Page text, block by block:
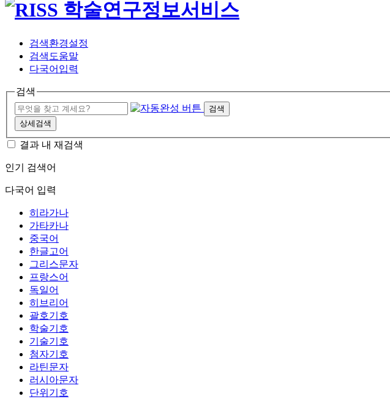
검색환경설정
검색도움말
다국어입력
검색
검색
상세검색
결과 내 재검색
인기 검색어
다국어 입력
히라가나
가타카나
중국어
한글고어
그리스문자
프랑스어
독일어
히브리어
괄호기호
학술기호
기술기호
첨자기호
라틴문자
러시아문자
단위기호